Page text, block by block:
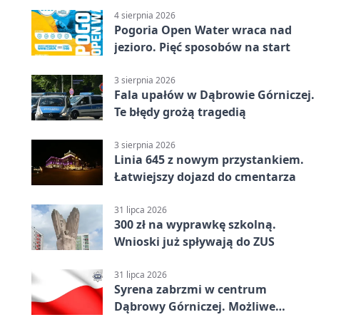
4 sierpnia 2026
Pogoria Open Water wraca nad
jezioro. Pięć sposobów na start
3 sierpnia 2026
Fala upałów w Dąbrowie Górniczej.
Te błędy grożą tragedią
3 sierpnia 2026
Linia 645 z nowym przystankiem.
Łatwiejszy dojazd do cmentarza
31 lipca 2026
300 zł na wyprawkę szkolną.
Wnioski już spływają do ZUS
31 lipca 2026
Syrena zabrzmi w centrum
Dąbrowy Górniczej. Możliwe